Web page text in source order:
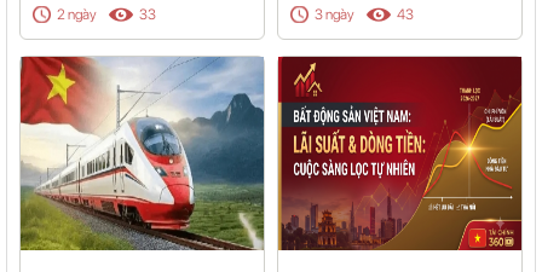
2 ngày 33
trạng thái nguồn cung đóng
3 ngày 43